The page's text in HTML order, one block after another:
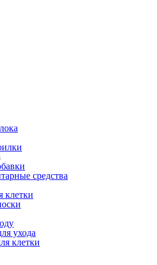
средства
клетки
ухода
клетки